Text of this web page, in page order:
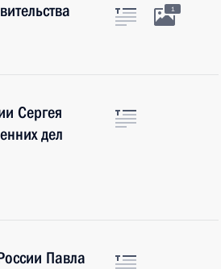
1
Сергея
дел
Павла